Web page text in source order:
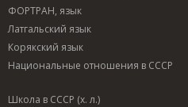
ФОРТРАН, язык
Латгальский язык
Корякский язык
Национальные отношения в СССР
Школа в СССР (х. л.)